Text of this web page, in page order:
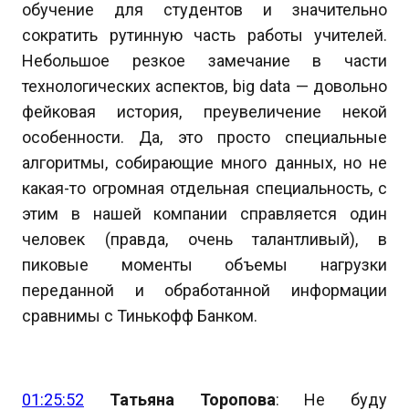
обучение для студентов и значительно
сократить рутинную часть работы учителей.
Небольшое резкое замечание в части
технологических аспектов, big data — довольно
фейковая история, преувеличение некой
особенности. Да, это просто специальные
алгоритмы, собирающие много данных, но не
какая-то огромная отдельная специальность, с
этим в нашей компании справляется один
человек (правда, очень талантливый), в
пиковые моменты объемы нагрузки
переданной и обработанной информации
сравнимы с Тинькофф Банком.
01:25:52 Татьяна Торопова: Не буду